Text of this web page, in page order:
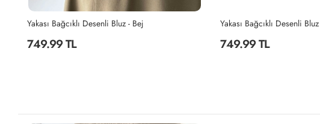
Yakası Bağcıklı Desenli Bluz - Bej
749.99 TL
Yakası Bağcıklı Desenli
749.99 TL